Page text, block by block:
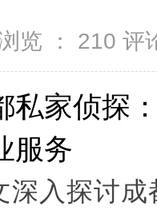
览 ： 210 评
私家侦探
服务
深入探讨